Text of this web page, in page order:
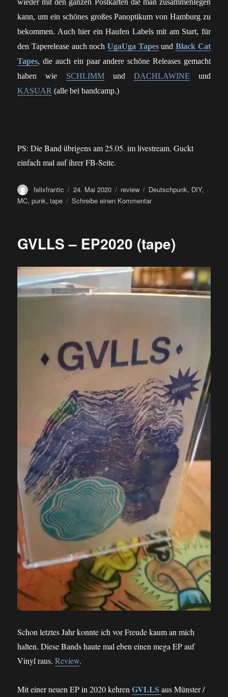
kann, um ein schönes großes Panoptikum von Hamburg zu
bekommen. Auch hier ein Haufen Labels mit am Start, für
den Taperelease auch noch UgaUga Tapesund Black Cat
Tapes, die auch ein paar andere schöne Releases gemacht
haben wie SCHLIMMund DACHLAWINE und
KASUAR (alle bei bandcamp.)
PS: Die Band übrigens am 25.05. im livestream. Guckt
einfach mal auf ihrer FB-Seite.
Autor
felixfrantic
Veröffentlicht
am
24. Mai 2020 Kategorien
review Schlagwörter
Deutschpunk, DIY,
MC,punk,tape Schreibe einen Kommentarzu
PAN
–
MC
(!!!)
GVLLS – EP2020 (tape)
Schon letztes Jahr konnte ich vor Freude kaum an mich
halten. Diese Bands haute mal eben einen mega EP auf
Vinyl raus.Review.
Mit einer neuen EP in 2020 kehrenGVLLS aus Münster /